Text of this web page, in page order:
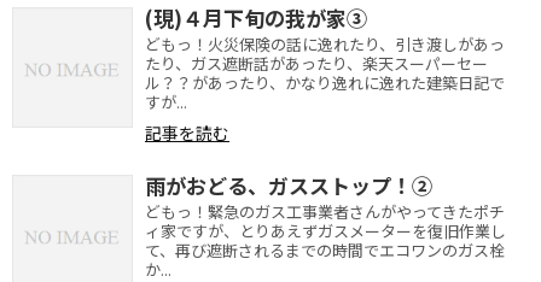
(現)４月下旬の我が家③
どもっ！火災保険の話に逸れたり、引き渡しがあっ
たり、ガス遮断話があったり、楽天スーパーセー
ル？？があったり、かなり逸れに逸れた建築日記で
すが...
記事を読む
雨がおどる、ガスストップ！②
どもっ！緊急のガス工事業者さんがやってきたポチ
ィ家ですが、とりあえずガスメーターを復旧作業し
て、再び遮断されるまでの時間でエコワンのガス栓
か...